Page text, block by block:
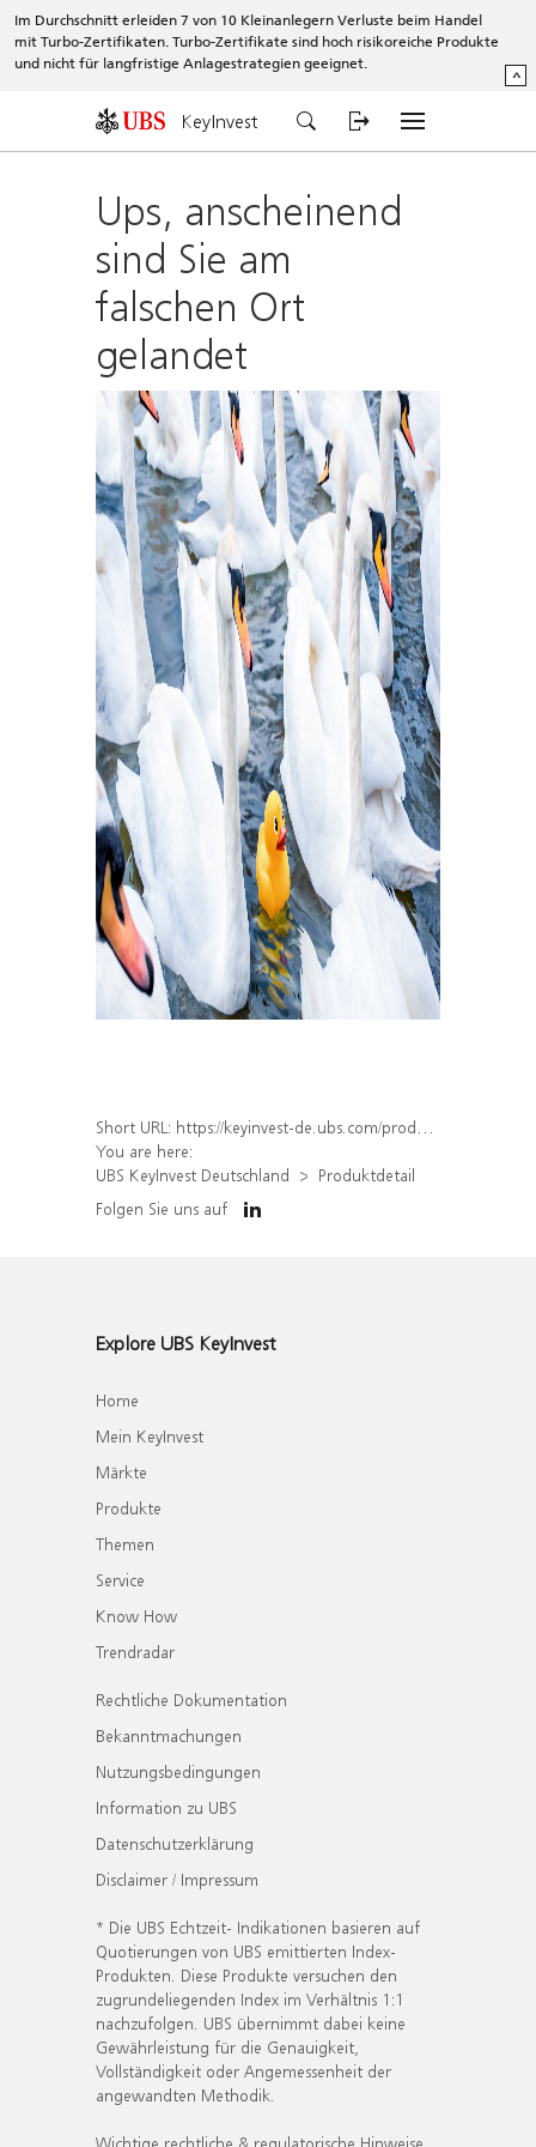
Im Durchschnitt erleiden 7 von 10 Kleinanlegern Verluste beim Handel
mit Turbo-Zertifikaten. Turbo-Zertifikate sind hoch risikoreiche Produkte
und nicht für langfristige Anlagestrategien geeignet.
^
KeyInvest
Ups, anscheinend
sind Sie am
falschen Ort
gelandet
Short URL: https://keyinvest-de.ubs.com/produkt/detail/index/isin/DE000WA1QAP3
You are here:
UBS KeyInvest Deutschland
Produktdetail
Folgen Sie uns auf
Explore UBS KeyInvest
Home
Mein KeyInvest
Märkte
Produkte
Themen
Service
Know How
Trendradar
Rechtliche Dokumentation
Bekanntmachungen
Nutzungsbedingungen
Information zu UBS
Datenschutzerklärung
Disclaimer / Impressum
* Die UBS Echtzeit- Indikationen basieren auf
Quotierungen von UBS emittierten Index-
Produkten. Diese Produkte versuchen den
zugrundeliegenden Index im Verhältnis 1:1
nachzufolgen. UBS übernimmt dabei keine
Gewährleistung für die Genauigkeit,
Vollständigkeit oder Angemessenheit der
angewandten Methodik.